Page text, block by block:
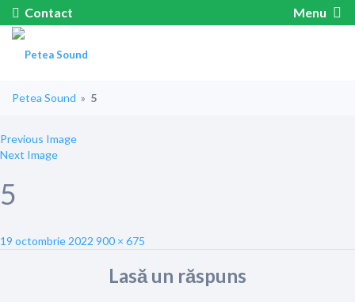
Contact Menu
Petea Sound » 5
Previous Image
Next Image
5
Posted
19 octombrie 2022 Full
900 × 675
Lasă un răspuns